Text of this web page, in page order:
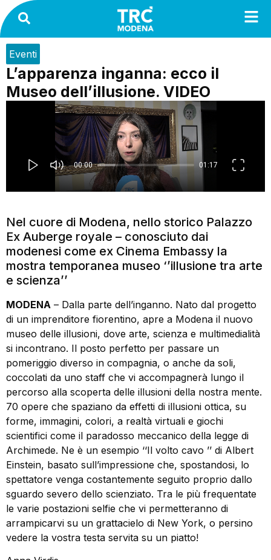
Eventi
L’apparenza inganna: ecco il
Museo dell’illusione. VIDEO
Nel cuore di Modena, nello storico Palazzo
Ex Auberge royale – conosciuto dai
modenesi come ex Cinema Embassy la
mostra temporanea museo ‘’illusione tra arte
e scienza’’
MODENA – Dalla parte dell’inganno. Nato dal progetto
di un imprenditore fiorentino, apre a Modena il nuovo
museo delle illusioni, dove arte, scienza e multimedialità
si incontrano. Il posto perfetto per passare un
pomeriggio diverso in compagnia, o anche da soli,
coccolati da uno staff che vi accompagnerà lungo il
percorso alla scoperta delle illusioni della nostra mente.
70 opere che spaziano da effetti di illusioni ottica, su
forme, immagini, colori, a realtà virtuali e giochi
scientifici come il paradosso meccanico della legge di
Archimede. Ne è un esempio ‘‘Il volto cavo ’’ di Albert
Einstein, basato sull’impressione che, spostandosi, lo
spettatore venga costantemente seguito proprio dallo
sguardo severo dello scienziato. Tra le più frequentate
le varie postazioni selfie che vi permetteranno di
arrampicarvi su un grattacielo di New York, o persino
vedere la vostra testa servita su un piatto!